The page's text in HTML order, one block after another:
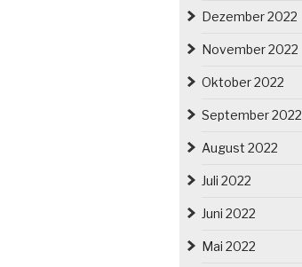
Dezember 2022
November 2022
Oktober 2022
September 2022
August 2022
Juli 2022
Juni 2022
Mai 2022